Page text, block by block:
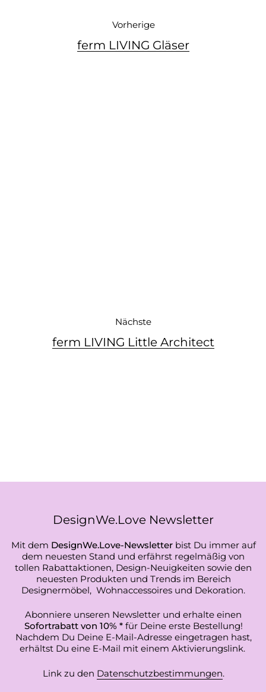
Vorherige
ferm LIVING Gläser
Nächste
ferm LIVING Little Architect
DesignWe.Love Newsletter
Mit dem DesignWe.Love-Newsletterbist Du immer auf
dem neuesten Stand und erfährst regelmäßig von
tollen Rabattaktionen, Design-Neuigkeiten sowie den
neuesten Produkten und Trends im Bereich
Designermöbel, Wohnaccessoires und Dekoration.
Abonniere unseren Newsletter und erhalte einen
Sofortrabatt von 10% *für Deine erste Bestellung!
Nachdem Du Deine E-Mail-Adresse eingetragen hast,
erhältst Du eine E-Mail mit einem Aktivierungslink.
Link zu den Datenschutzbestimmungen.